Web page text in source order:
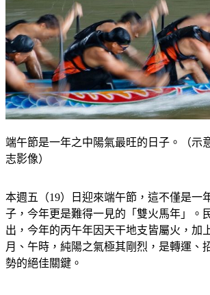
端午節是一年之中陽氣最旺的日子。（示
志影像）
本週五（19）日迎來端午節，這不僅是一
子，今年更是難得一見的「雙火馬年」。
出，今年的丙午年因天干地支皆屬火，加
月、午時，純陽之氣極其剛烈，是轉運、
勢的絕佳關鍵。